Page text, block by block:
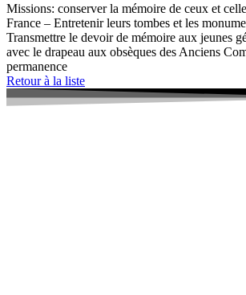
Missions: conserver la mémoire de ceux et
France – Entretenir leurs tombes et les
Transmettre le devoir de mémoire aux jeunes
avec le drapeau aux obsèques des Anciens
permanence
Retour à la liste